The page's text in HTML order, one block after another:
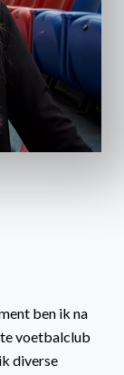
ben ik na
voetbalclub
diverse